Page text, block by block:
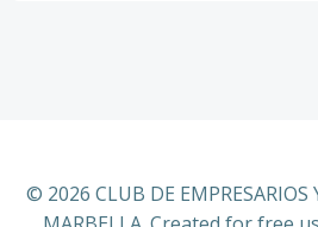
© 2026 CLUB DE EMPRESARIOS